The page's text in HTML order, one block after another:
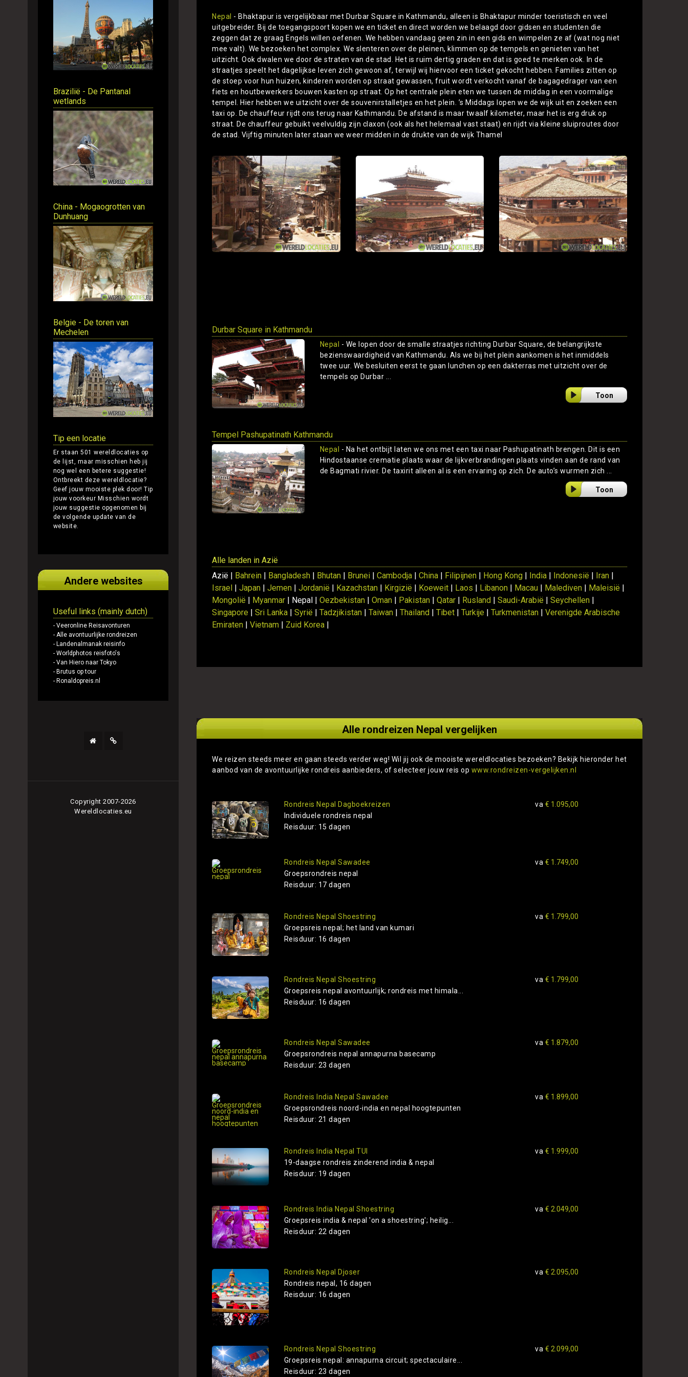
Brazilië - De Pantanal
wetlands
China - Mogaogrotten van
Dunhuang
Belgie - De toren van
Mechelen
Tip een locatie
Er staan 501 wereldlocaties op
de lijst, maar misschien heb jij
nog wel een betere suggestie!
Ontbreekt deze wereldlocatie?
Geef jouw mooiste plek door!Tip
jouw voorkeur Misschien wordt
jouw suggestie opgenomen bij
de volgende update van de
website.
Andere websites
Useful links (mainly dutch)
- Veeronline Reisavonturen
- Alle avontuurlijke rondreizen
- Landenalmanak reisinfo
- Worldphotos reisfoto's
- Van Hiero naar Tokyo
- Brutus op tour
- Ronaldopreis.nl
Copyright 2007-2026
Wereldlocaties.eu
Nepal - Bhaktapur is vergelijkbaar met Durbar Square in Kathmandu, alleen is Bhaktapur minder toeristisch en veel
uitgebreider. Bij de toegangspoort kopen we en ticket en direct worden we belaagd door gidsen en studenten die
zeggen dat ze graag Engels willen oefenen. We hebben vandaag geen zin in een gids en wimpelen ze af (wat nog niet
mee valt). We bezoeken het complex. We slenteren over de pleinen, klimmen op de tempels en genieten van het
uitzicht. Ook dwalen we door de straten van de stad. Het is ruim dertig graden en dat is goed te merken ook. In de
straatjes speelt het dagelijkse leven zich gewoon af, terwijl wij hiervoor een ticket gekocht hebben. Families zitten op
de stoep voor hun huizen, kinderen worden op straat gewassen, fruit wordt verkocht vanaf de bagagedrager van een
fiets en houtbewerkers bouwen kasten op straat. Op het centrale plein eten we tussen de middag in een voormalige
tempel. Hier hebben we uitzicht over de souvenirstalletjes en het plein. ’s Middags lopen we de wijk uit en zoeken een
taxi op. De chauffeur rijdt ons terug naar Kathmandu. De afstand is maar twaalf kilometer, maar het is erg druk op
straat. De chauffeur gebuikt veelvuldig zijn claxon (ook als het helemaal vast staat) en rijdt via kleine sluiproutes door
de stad. Vijftig minuten later staan we weer midden in de drukte van de wijk Thamel
Durbar Square in Kathmandu
Nepal
- We lopen door de smalle straatjes richting Durbar Square, de belangrijkste
bezienswaardigheid van Kathmandu. Als we bij het plein aankomen is het inmiddels
twee uur. We besluiten eerst te gaan lunchen op een dakterras met uitzicht over de
tempels op Durbar ...
Toon
Tempel Pashupatinath Kathmandu
Nepal
- Na het ontbijt laten we ons met een taxi naar Pashupatinath brengen. Dit is een
Hindostaanse crematie plaats waar de lijkverbrandingen plaats vinden aan de rand van
de Bagmati rivier. De taxirit alleen al is een ervaring op zich. De auto’s wurmen zich ...
Toon
Alle landen in Azië
Azië | Bahrein | Bangladesh | Bhutan | Brunei |Cambodja |China | Filipijnen | Hong Kong | India | Indonesië | Iran |
Israel |Japan |Jemen |Jordanië | Kazachstan | Kirgizië | Koeweit | Laos | Libanon | Macau | Malediven | Maleisië |
Mongolië | Myanmar | Nepal |Oezbekistan |Oman | Pakistan |Qatar | Rusland |Saudi-Arabië |Seychellen |
Singapore |Sri Lanka |Syrië |Tadzjikistan |Taiwan |Thailand |Tibet |Turkije |Turkmenistan |Verenigde Arabische
Emiraten |Vietnam | Zuid Korea |
Alle rondreizen Nepal vergelijken
We reizen steeds meer en gaan steeds verder weg! Wil jij ook de mooiste wereldlocaties bezoeken? Bekijk hieronder het
aanbod van de avontuurlijke rondreis aanbieders, of selecteer jouw reis op www.rondreizen-vergelijken.nl
Rondreis Nepal Dagboekreizen
Individuele rondreis nepal
Reisduur: 15 dagen
va € 1.095,00
Rondreis Nepal Sawadee
Groepsrondreis nepal
Reisduur: 17 dagen
va € 1.749,00
Rondreis Nepal Shoestring
Groepsreis nepal; het land van kumari
Reisduur: 16 dagen
va € 1.799,00
Rondreis Nepal Shoestring
Groepsreis nepal avontuurlijk; rondreis met himala...
Reisduur: 16 dagen
va € 1.799,00
Rondreis Nepal Sawadee
Groepsrondreis nepal annapurna basecamp
Reisduur: 23 dagen
va € 1.879,00
Rondreis India Nepal Sawadee
Groepsrondreis noord-india en nepal hoogtepunten
Reisduur: 21 dagen
va € 1.899,00
Rondreis India Nepal TUI
19-daagse rondreis zinderend india & nepal
Reisduur: 19 dagen
va € 1.999,00
Rondreis India Nepal Shoestring
Groepsreis india & nepal 'on a shoestring'; heilig...
Reisduur: 22 dagen
va € 2.049,00
Rondreis Nepal Djoser
Rondreis nepal, 16 dagen
Reisduur: 16 dagen
va € 2.095,00
Rondreis Nepal Shoestring
Groepsreis nepal: annapurna circuit; spectaculaire...
Reisduur: 23 dagen
va € 2.099,00